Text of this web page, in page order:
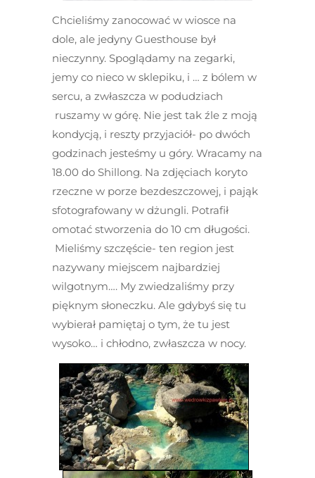
Chcieliśmy zanocować w wiosce na
dole, ale jedyny Guesthouse był
nieczynny. Spoglądamy na zegarki,
jemy co nieco w sklepiku, i … z bólem w
sercu, a zwłaszcza w podudziach
ruszamy w górę. Nie jest tak źle z moją
kondycją, i reszty przyjaciół- po dwóch
godzinach jesteśmy u góry. Wracamy na
18.00 do Shillong. Na zdjęciach koryto
rzeczne w porze bezdeszczowej, i pająk
sfotografowany w dżungli. Potrafił
omotać stworzenia do 10 cm długości.
Mieliśmy szczęście- ten region jest
nazywany miejscem najbardziej
wilgotnym…. My zwiedzaliśmy przy
pięknym słoneczku. Ale gdybyś się tu
wybierał pamiętaj o tym, że tu jest
wysoko… i chłodno, zwłaszcza w nocy.